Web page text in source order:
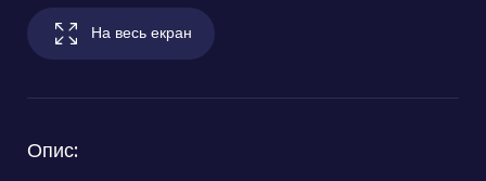
На весь екран
Опис: